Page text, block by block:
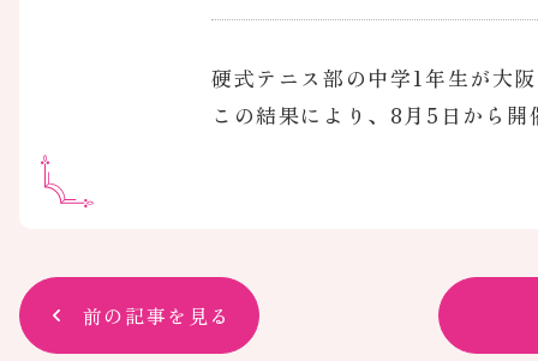
硬式テニス部の中学1年生が大
この結果により、8月5日から
前の記事を見る